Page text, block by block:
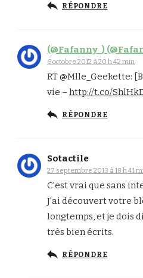
RÉPONDRE
(@Fafanny_)
6 octobre 2012 à 20 h 42 min
RT @Mlle_Geekette:
vie –http://t.co/
RÉPONDRE
Sotactile
27 septembre 2013 à 18 h 41
C’est vrai que sans
J’ai découvert votre
longtemps, et je dois
très bien écrits.
RÉPONDRE